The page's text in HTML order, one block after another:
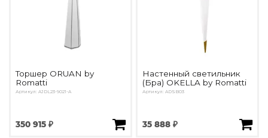
Торшер ORUAN by
Romatti
Артикул: AJDL23-9021-A
350 915 ₽
Настенный светильник
(Бра) OKELLA by Romatti
Артикул: ADSB03
35 888 ₽